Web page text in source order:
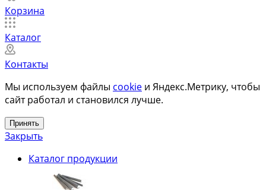
Корзина
Каталог
Контакты
Мы используем файлы cookie и Яндекс.Метрику, чтобы
сайт работал и становился лучше.
Принять
Закрыть
Каталог продукции